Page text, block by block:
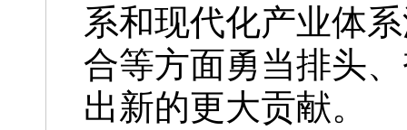
系和现代化产业体
合等方面勇当排头
出新的更大贡献。